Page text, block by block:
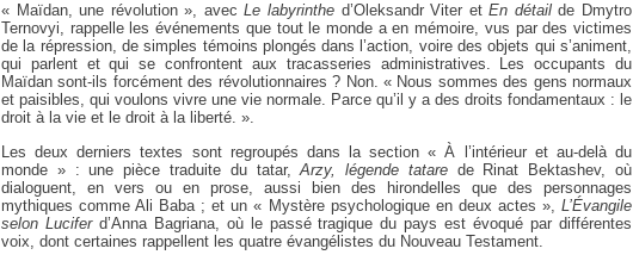
« Maïdan, une révolution », avecLe labyrinthe d’Oleksandr Viter etEn détailde Dmytro
Ternovyi, rappelle les événements que tout le monde a en mémoire, vus par des victimes
de la répression, de simples témoins plongés dans l’action, voire des objets qui s’animent,
qui parlent et qui se confrontent aux tracasseries administratives. Les occupants du
Maïdan sont-ils forcément des révolutionnaires ? Non. « Nous sommes des gens normaux
et paisibles, qui voulons vivre une vie normale. Parce qu’il y a des droits fondamentaux : le
droit à la vie et le droit à la liberté. ».
Les deux derniers textes sont regroupés dans la section « À l’intérieur et au-delà du
monde » : une pièce traduite du tatar,Arzy, légende tatarede Rinat Bektashev, où
dialoguent, en vers ou en prose, aussi bien des hirondelles que des personnages
mythiques comme Ali Baba ; et un « Mystère psychologique en deux actes », L’Évangile
selon Luciferd’Anna Bagriana, où le passé tragique du pays est évoqué par différentes
voix, dont certaines rappellent les quatre évangélistes du Nouveau Testament.